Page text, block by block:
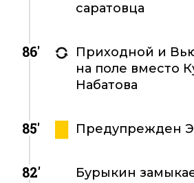
саратовца
86'
Приходной и
на поле вместо
Набатова
85' Предупрежден
82'
Бурыкин